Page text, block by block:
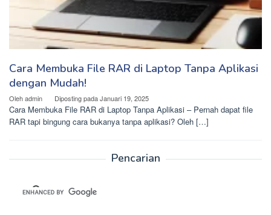
Cara Membuka File RAR di Laptop Tanpa Aplikasi
dengan Mudah!
Olehadmin Diposting padaJanuari 19, 2025
Cara Membuka File RAR di Laptop Tanpa Aplikasi – Pernah dapat file
RAR tapi bingung cara bukanya tanpa aplikasi? Oleh […]
Pencarian